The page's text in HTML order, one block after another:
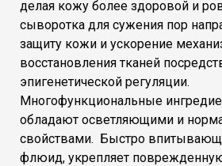
делая кожу более здоровой и
сыворотка для сужения пор
защиту кожи и ускорение
восстановления тканей
эпигенетической регуляции.
Многофункциональные
обладают осветляющими и
свойствами. Быстро
флюид, укрепляет